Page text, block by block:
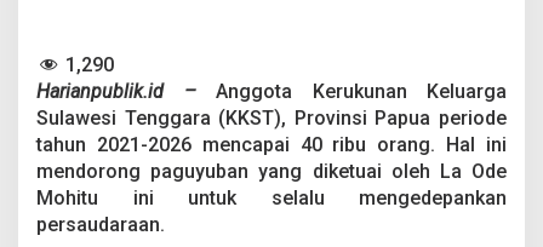
s
u
d
a
a
1,290
Harianpublik.id –
Anggota Kerukunan Keluarga
Sulawesi Tenggara (KKST), Provinsi Papua periode
tahun 2021-2026 mencapai 40 ribu orang. Hal ini
mendorong paguyuban yang diketuai oleh La Ode
Mohitu ini untuk selalu mengedepankan
persaudaraan.